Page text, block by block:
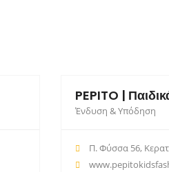
PEPITO |
Ένδυση & Υπόδηση
Π. Φύσσα 56,